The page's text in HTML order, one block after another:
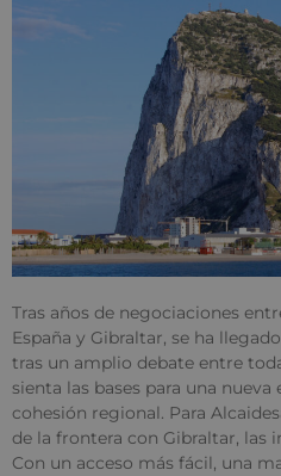
Tras años de negociaciones
España y Gibraltar, se ha
tras un amplio debate entre
sienta las bases para una
cohesión regional. Para
de la frontera con Gibraltar, las
Con un acceso más fácil, una